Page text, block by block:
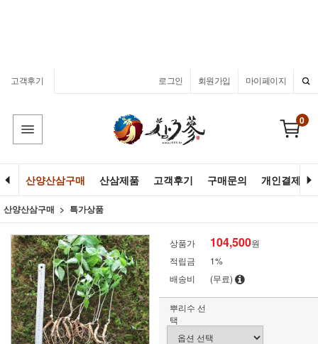
고객후기 마이페이지
회원가입
로그인
0
산양산삼구매 산삼제품 고객후기 구매문의 개인결제
산양산삼구매 특가상품
상품가 104,500원
적립금
1%
배송비
(무료)
뿌리수 선
택